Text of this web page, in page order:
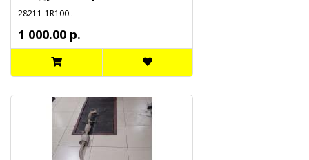
28211-1R100..
1 000.00 р.